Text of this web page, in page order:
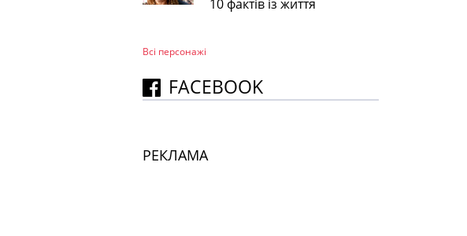
10 фактів із життя
Всі персонажi
FACEBOOK
РЕКЛАМА